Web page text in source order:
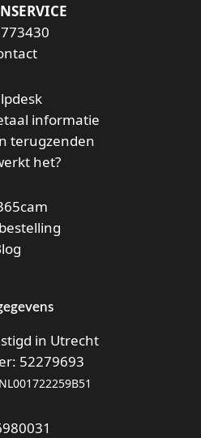
informatie
terugzenden
het?
in Utrecht
52279693